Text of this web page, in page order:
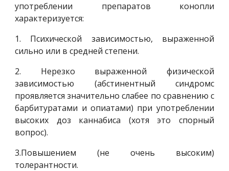
употреблении препаратов конопли
характеризуется:
1. Психической зависимостью, выраженной
сильно или в средней степени.
2. Нерезко выраженной физической
зависимостью (абстинентный синдромс
проявляется значительно слабее по сравнению с
барбитуратами и опиатами) при употреблении
высоких доз каннабиса (хотя это спорный
вопрос).
3.Повышением (не очень высоким)
толерантности.